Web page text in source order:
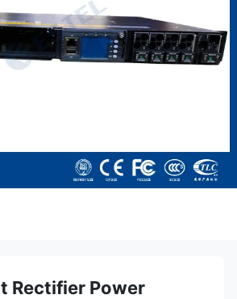
Rectifier Power